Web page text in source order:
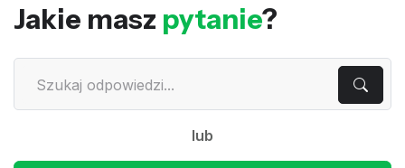
Jakie masz pytanie?
lub